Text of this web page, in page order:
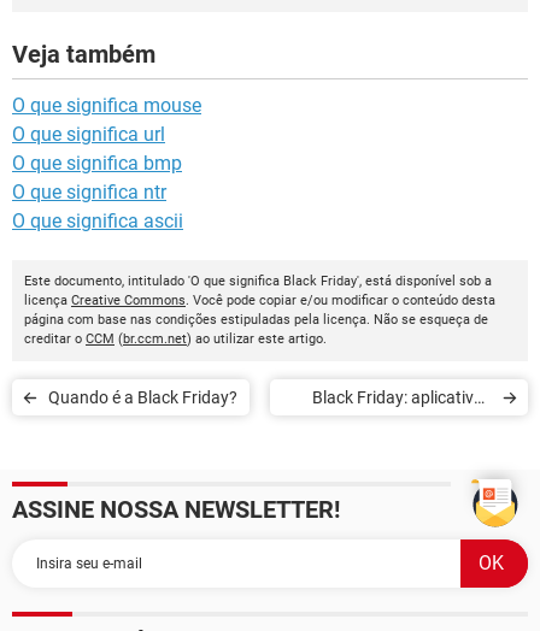
Veja também
O que significa mouse
O que significa url
O que significa bmp
O que significa ntr
O que significa ascii
Este documento, intitulado 'O que significa Black Friday', está disponível sob a
licença Creative Commons. Você pode copiar e/ou modificar o conteúdo desta
página com base nas condições estipuladas pela licença. Não se esqueça de
creditar o CCM (br.ccm.net) ao utilizar este artigo.
Quando é a Black Friday?
Black Friday: aplicativos
ASSINE NOSSA NEWSLETTER!